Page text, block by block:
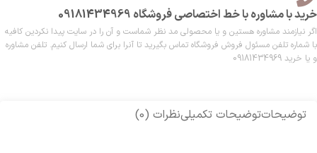
خرید با مشاوره با خط اختصاصی فروشگاه 09181434969
اگر نیازمند مشاوره هستین و یا محصولی مد نظر شماست و آن را در سایت پیدا نکردین کافیه
با شماره تلفن مسئول فروش فروشگاه تماس بگیرید تا آنرا برای شما ارسال کنیم. تلفن مشاوره
و یا خرید 09181434969
توضیحاتتوضیحات تکمیلینظرات (0)